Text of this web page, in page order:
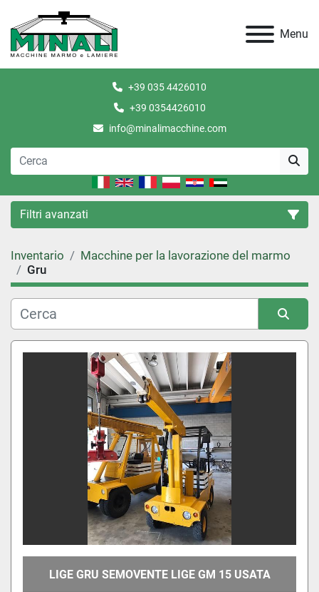
Menu
+39 035 4426010
+39 0354426010
info@minalimacchine.com
Filtri avanzati
Categoria
Condizione
Inventario
Macchine per la lavorazione del marmo
Gru
Ordina per
LIGE GRU SEMOVENTE LIGE GM 15 USATA